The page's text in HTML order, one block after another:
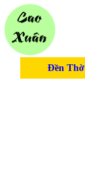
Đền Thờ